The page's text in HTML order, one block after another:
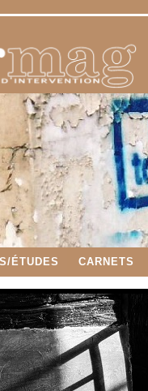
ÉTUDES CARNETS